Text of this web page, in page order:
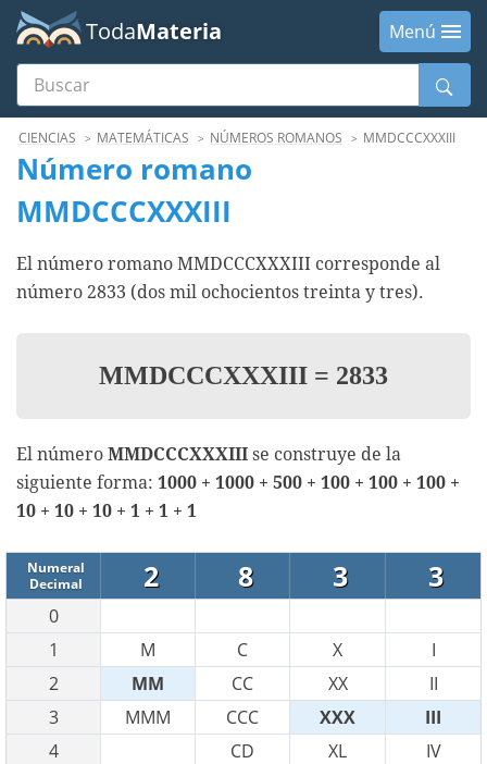
TodaMateria
Menú
Buscar
MenúCIENCIAS MATEMÁTICAS NÚMEROS ROMANOS MMDCCCXXXIII
Número romano
MMDCCCXXXIII
El número romano MMDCCCXXXIII corresponde al
número 2833 (dos mil ochocientos treinta y tres).
MMDCCCXXXIII = 2833
El número MMDCCCXXXIII se construye de la
siguiente forma: 1000 + 1000 + 500 + 100 + 100 + 100 +
10 + 10 + 10 + 1 + 1 + 1
Numeral
Decimal
2 8 3 3
0
1
M C X
I
2
MM CC XX
II
3
MMM CCC XXX
III
4
CD XL
IV